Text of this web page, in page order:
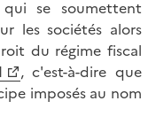
se soumettent
les sociétés alors
du régime fiscal
, c'est-à-dire que
imposés au nom